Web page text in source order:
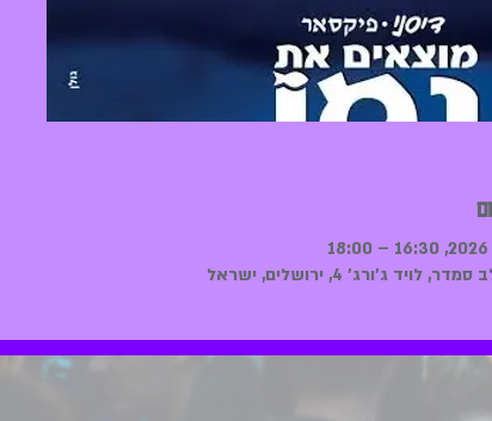
לויד ג'ורג' 4, ירושלים, ישראל